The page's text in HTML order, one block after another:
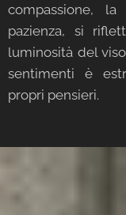
compassione,
pazienza, si
luminosità del
sentimenti è
propri pensieri.